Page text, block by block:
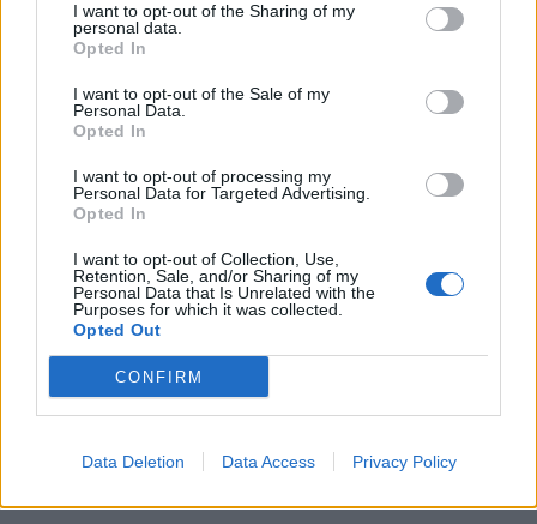
I want to opt-out of the Sharing of my
personal data.
Opted In
I want to opt-out of the Sale of my
Personal Data.
Opted In
I want to opt-out of processing my
Personal Data for Targeted Advertising.
Opted In
I want to opt-out of Collection, Use,
Retention, Sale, and/or Sharing of my
Personal Data that Is Unrelated with the
Purposes for which it was collected.
Opted Out
CONFIRM
Data Deletion Data Access Privacy Policy
Klaipėdos pulsas
Klaipėdoje - prancūzų
laivas, kuriame galima
išgirsti banginių ir delfinų
skleidžiamus garsus
Klaipėdos pulsas
klaidina vairuotojus:
atnaujins tik baigus
(5)
Klaipėdos pulsas
Fontanas trikdė
paaiškėjo priežastis
(2)
Poilsiautojai mėgaujasi
paplūdimiai – sausakimši